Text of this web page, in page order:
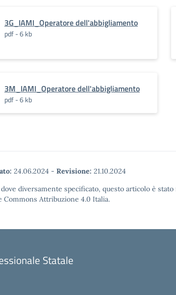
3G_IAMI_Operatore dell'abbigliamento
pdf - 6 kb
3M_IAMI_Operatore dell'abbigliamento
pdf - 6 kb
24.06.2024 - Revisione: 21.10.2024
diversamente specificato, questo articolo è
Commons Attribuzione 4.0 Italia.
Statale